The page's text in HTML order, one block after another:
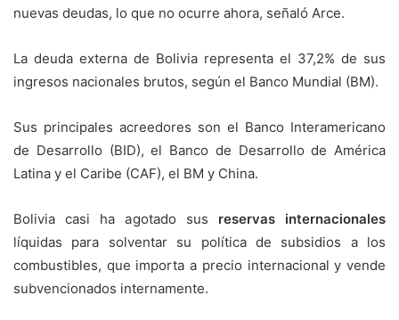
nuevas deudas, lo que no ocurre ahora, señaló Arce.
La deuda externa de Bolivia representa el 37,2% de sus
ingresos nacionales brutos, según el Banco Mundial (BM).
Sus principales acreedores son el Banco Interamericano
de Desarrollo (BID), el Banco de Desarrollo de América
Latina y el Caribe (CAF), el BM y China.
Bolivia casi ha agotado sus reservas internacionales
líquidas para solventar su política de subsidios a los
combustibles, que importa a precio internacional y vende
subvencionados internamente.